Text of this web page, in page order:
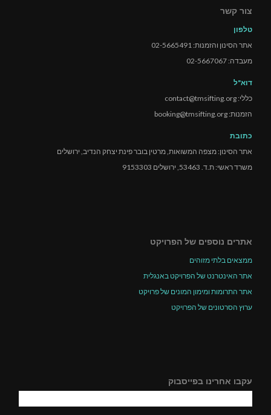
צור קשר
טלפון
אתר הסינון והזמנות: 02-5665491
מעבדה: 02-5667067
דוא"ל
כללי: contact@tmsifting.org
הזמנות: booking@tmsifting.org
כתובת
אתר הסינון: מצפה המשואות, מרטין בובר פינת יצחק הנדיב, ירושלים
משרד ראשי: ת.ד. 53463, ירושלים 9153303
אתרים נוספים של הפרויקט
ממצאים בלתי מזוהים
אתר האינטרנט של הפרויקט באנגלית
אתר התרומות ומימון המונים של פרויקט
ערוץ הסרטונים של הפרויקט
עקבו אחרינו בפייסבוק